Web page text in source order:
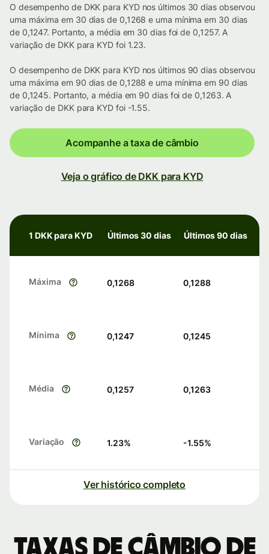
O desempenho de DKK para KYD nos últimos 30 dias observou
uma máxima em 30 dias de 0,1268 e uma mínima em 30 dias
de 0,1247. Portanto, a média em 30 dias foi de 0,1257. A
variação de DKK para KYD foi 1.23.
O desempenho de DKK para KYD nos últimos 90 dias observou
uma máxima em 90 dias de 0,1288 e uma mínima em 90 dias
de 0,1245. Portanto, a média em 90 dias foi de 0,1263. A
variação de DKK para KYD foi -1.55.
Acompanhe a taxa de câmbio
Veja o gráfico de DKK para KYD
1 DKK para KYD Últimos 30 dias Últimos 90 dias
Máxima 0,1268 0,1288
Mínima 0,1247 0,1245
Média 0,1257 0,1263
Variação 1.23% -1.55%
Ver histórico completo
Taxas de câmbio de